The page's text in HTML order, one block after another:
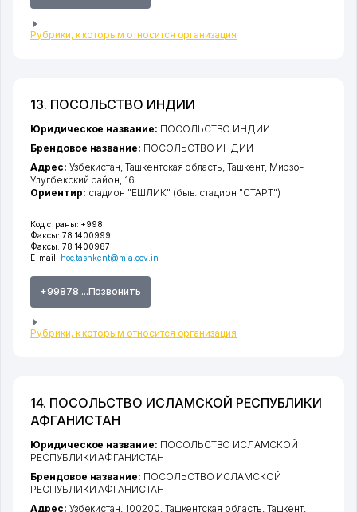
Рубрики, к которым относится организация
13. ПОСОЛЬСТВО ИНДИИ
Код страны: +998
Факсы: 78 1400999
Факсы: 78 1400987
E-mail: hoc.tashkent@mia.cov.in
+99878 ...Позвонить
Рубрики, к которым относится организация
Юридическое название: ПОСОЛЬСТВО ИНДИИ
Брендовое название: ПОСОЛЬСТВО ИНДИИ
Адрес: Узбекистан,Ташкентская область ,Ташкент, Мирзо-
Улугбекский район , 16
Ориентир: стадион "ЁШЛИК" (быв. стадион "СТАРТ")
14. ПОСОЛЬСТВО ИСЛАМСКОЙ РЕСПУБЛИКИ
АФГАНИСТАН
Юридическое название: ПОСОЛЬСТВО ИСЛАМСКОЙ
РЕСПУБЛИКИ АФГАНИСТАН
Брендовое название: ПОСОЛЬСТВО ИСЛАМСКОЙ
РЕСПУБЛИКИ АФГАНИСТАН
Адрес: Узбекистан, 100200, Ташкентская область Ташкент